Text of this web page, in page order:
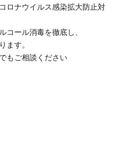
ロナウイルス感染拡大防止対
コール消毒を徹底し、
ます。
もご相談ください